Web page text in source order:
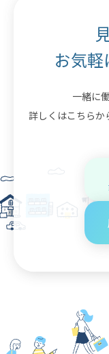
お気軽
一緒に
詳しくはこちらか